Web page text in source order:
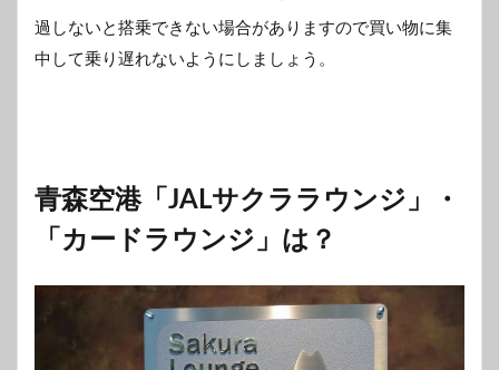
過しないと搭乗できない場合がありますので買い物に集
中して乗り遅れないようにしましょう。
青森空港「JALサクララウンジ」・
「カードラウンジ」は？